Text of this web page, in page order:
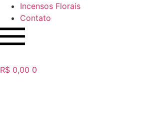
Incensos Florais
Contato
R$ 0,00 0